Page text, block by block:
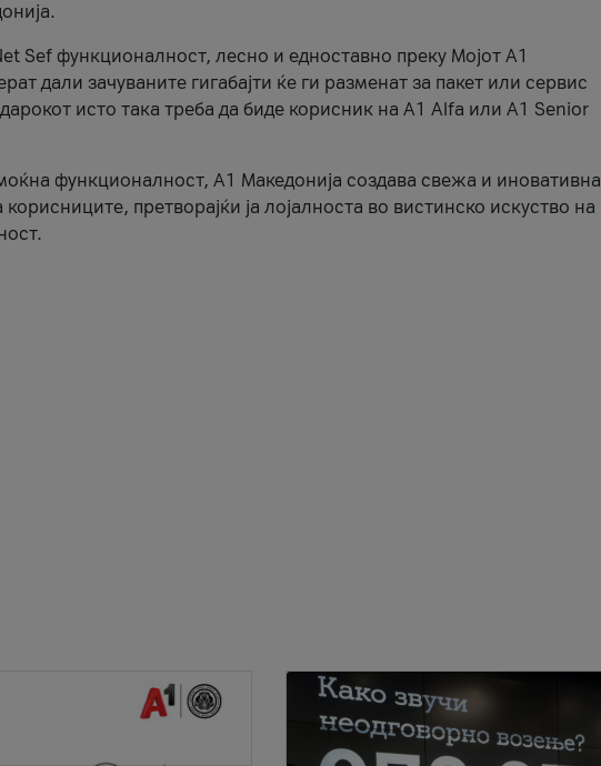
Sef функционалност, лесно и едноставно преку Мојот А1
дали зачуваните гигабајти ќе ги разменат за пакет или сервис
исто така треба да биде корисник на А1 Alfa или A1 Senior
функционалност, А1 Македонија создава свежа и иновативна
претворајќи ја лојалноста во вистинско искуство на